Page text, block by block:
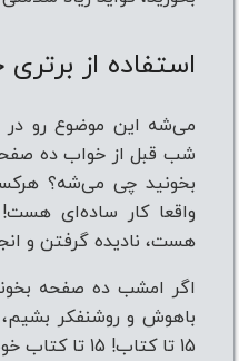
استفاده از
می‌شه این موضوع رو در
شب قبل از خواب ده
بخونید چی می‌شه؟
واقعا کار ساده‌ای
هست، نادیده گرفتن و
اگر امشب ده صفحه
باهوش و روشنفکر
15 تا کتاب!